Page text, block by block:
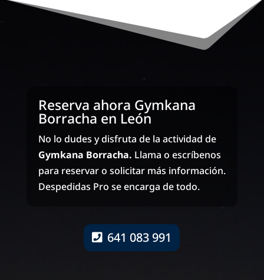
Reserva ahora Gymkana
Borracha en León
No lo dudes y disfruta de la actividad de
Gymkana Borracha. Llama o escríbenos
para reservar o solicitar más información.
Despedidas Pro se encarga de todo.
641 083 991